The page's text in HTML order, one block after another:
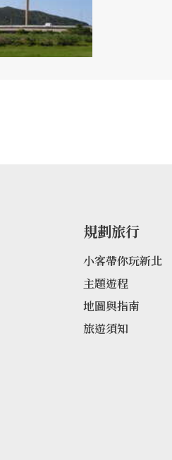
規劃旅行
小客帶你玩新北
主題遊程
地圖與指南
旅遊須知